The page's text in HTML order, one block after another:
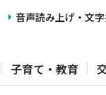
音声読み上げ・文
子育て・教育